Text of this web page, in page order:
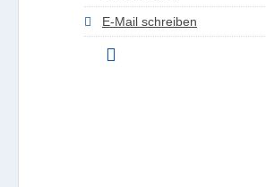
E-Mail schreiben